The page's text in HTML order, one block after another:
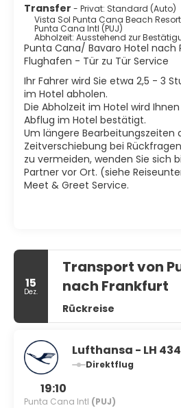
Transfer - Privat: Standard (Auto)
Vista Sol Punta Cana Beach
Punta Cana Intl (PUJ)
Abholzeit: Ausstehend zur
Punta Cana/ Bavaro Hotel nach
Flughafen - Tür zu Tür Service
Ihr Fahrer wird Sie etwa 2,5 - 3
im Hotel abholen.
Die Abholzeit im Hotel wird
Abflug im Hotel bestätigt.
Um längere Bearbeitungszeiten
Zeitverschiebung bei
zu vermeiden, wenden Sie sich
Partner vor Ort. (siehe
Meet & Greet Service.
15
Dez.
Transport von
nach Frankfurt
Rückreise
Lufthansa - LH
Direktflug
19:10
Punta Cana Intl (PUJ)